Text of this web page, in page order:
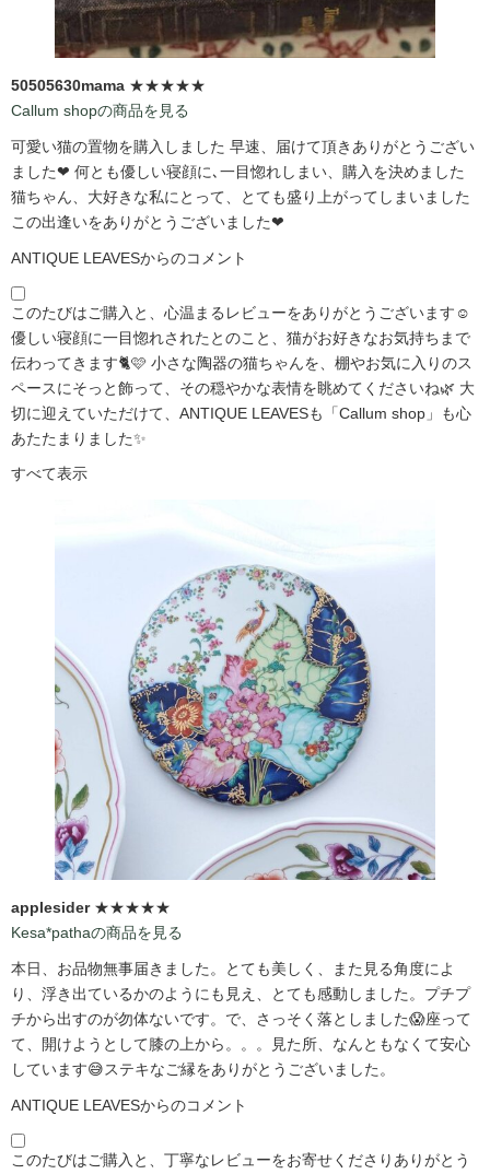
50505630mama ★★★★★
Callum shopの商品を見る
可愛い猫の置物を購入しました 早速、届けて頂きありがとうござい
ました❤ 何とも優しい寝顔に､一目惚れしまい、購入を決めました
猫ちゃん、大好きな私にとって、とても盛り上がってしまいました
この出逢いをありがとうございました❤
ANTIQUE LEAVESからのコメント
このたびはご購入と、心温まるレビューをありがとうございます☺️
優しい寝顔に一目惚れされたとのこと、猫がお好きなお気持ちまで
伝わってきます🐈🩷 小さな陶器の猫ちゃんを、棚やお気に入りのス
ペースにそっと飾って、その穏やかな表情を眺めてくださいね🌿 大
切に迎えていただけて、ANTIQUE LEAVESも「Callum shop」も心
あたたまりました✨
すべて表示
applesider ★★★★★
Kesa*pathaの商品を見る
本日、お品物無事届きました。とても美しく、また見る角度によ
り、浮き出ているかのようにも見え、とても感動しました。プチプ
チから出すのが勿体ないです。で、さっそく落としました😱座って
て、開けようとして膝の上から。。。見た所、なんともなくて安心
しています😅ステキなご縁をありがとうございました。
ANTIQUE LEAVESからのコメント
このたびはご購入と、丁寧なレビューをお寄せくださりありがとう